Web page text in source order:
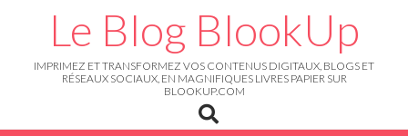
Le Blog BlookUp
IMPRIMEZ ET TRANSFORMEZ VOS CONTENUS DIGITAUX, BLOGS ET
RÉSEAUX SOCIAUX, EN MAGNIFIQUES LIVRES PAPIER SUR
BLOOKUP.COM